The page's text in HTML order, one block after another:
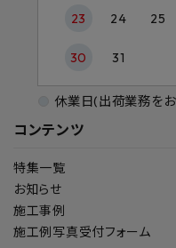
コンテンツ
特集一覧
お知らせ
施工事例
施工例写真受付フォーム
23 24 25
30 31
休業日(出荷業務を